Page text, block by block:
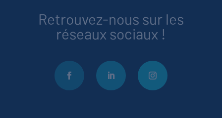
Retrouvez-nous sur les
réseaux sociaux !